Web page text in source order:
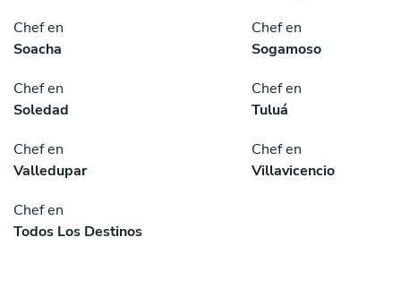
Chef en
Soacha
Chef en
Sogamoso
Chef en
Soledad
Chef en
Tuluá
Chef en
Valledupar
Chef en
Villavicencio
Chef en
Todos Los Destinos